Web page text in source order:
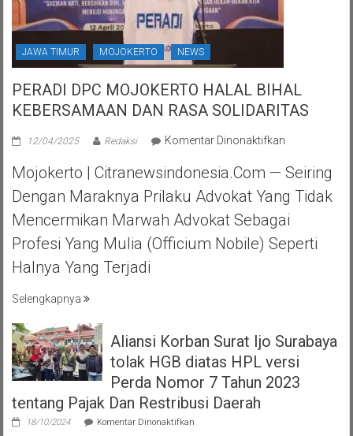
JAWA TIMUR MOJOKERTO NEWS
PERADI DPC MOJOKERTO HALAL BIHAL
KEBERSAMAAN DAN RASA SOLIDARITAS
12/04/2025 Redaksi Komentar Dinonaktifkan
DPC
MOJOKERTO
HALAL
BIHAL
DAN
Mojokerto | Citranewsindonesia.com — Seiring
Dengan Maraknya Prilaku Advokat Yang Tidak
Mencermikan Marwah Advokat Sebagai
Profesi Yang Mulia (officium Nobile) Seperti
Halnya Yang Terjadi
Selengkapnya
Aliansi Korban Surat Ijo Surabaya
tolak HGB diatas HPL versi
Perda Nomor 7 Tahun 2023
tentang Pajak Dan Restribusi Daerah
18/10/2024 Komentar Dinonaktifkan